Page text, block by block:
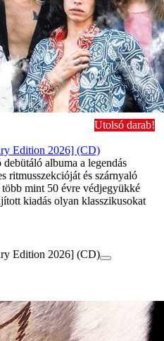
Utolsó darab!
Edition 2026] (CD)
albuma a legendás
ritmusszekcióját és szárnyaló
mint 50 évre védjegyükké
kiadás olyan klasszikusokat
Edition 2026] (CD)